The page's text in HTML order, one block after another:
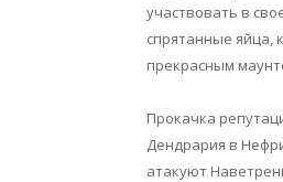
участвовать в
спрятанные яйца,
прекрасным
Прокачка
Дендрария в
атакуют